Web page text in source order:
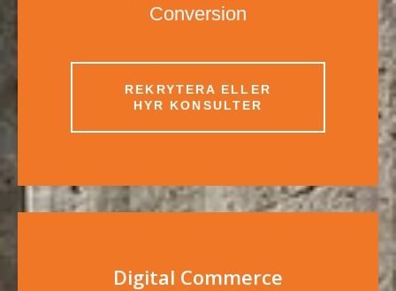
Conversion
REKRYTERA ELLER
HYR KONSULTER
Digital Commerce